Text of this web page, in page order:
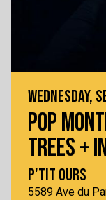
WEDNESDAY,
POP
TREES +
P'TIT OURS
5589 Ave du